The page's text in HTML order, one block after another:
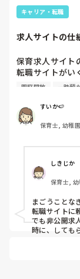
でフルでボーナ
務でお願いして
借り上げが使え
フルタイムシフ
車通勤が出来る
退職金制度がある
シフト数がかな
いいと言っても
キャリア・転職
求人サイトの仕
保育求人サイト
転職サイトが
た所、保育施
求人が○○バン
などでのやりと
と、その求人
言い方は悪い
たり、ノルマ
しまいガッカ
ジやハローワ
と、実際に登
既に締め切って
ね。
園庭開放 一時預
すいか🍉
保育士, 幼稚
しきじか
保育士,
まごうことな
転職サイトに
でも非公開求
時に、しても